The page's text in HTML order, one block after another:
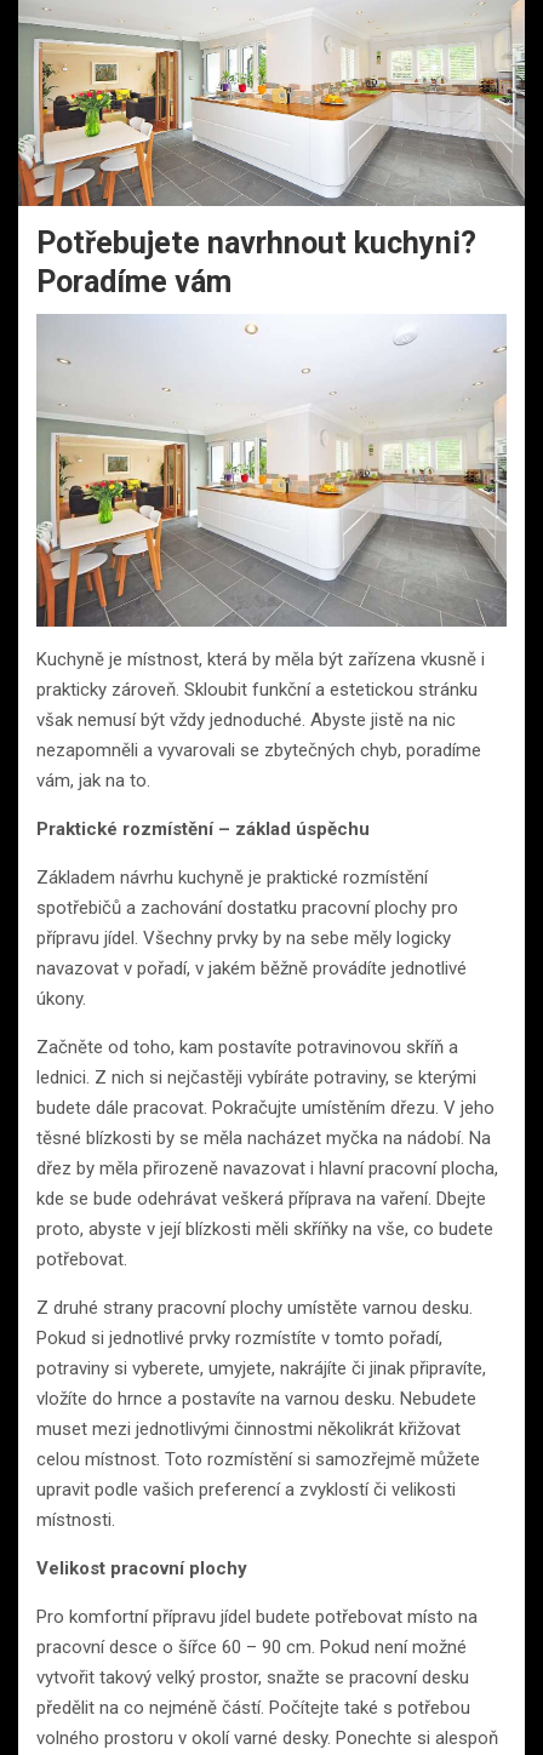
Potřebujete navrhnout kuchyni?
Poradíme vám
Kuchyně je místnost, která by měla být zařízena vkusně i
prakticky zároveň. Skloubit funkční a estetickou stránku
však nemusí být vždy jednoduché. Abyste jistě na nic
nezapomněli a vyvarovali se zbytečných chyb, poradíme
vám, jak na to.
Praktické rozmístění – základ úspěchu
Základem návrhu kuchyně je praktické rozmístění
spotřebičů a zachování dostatku pracovní plochy pro
přípravu jídel. Všechny prvky by na sebe měly logicky
navazovat v pořadí, v jakém běžně provádíte jednotlivé
úkony.
Začněte od toho, kam postavíte potravinovou skříň a
lednici. Z nich si nejčastěji vybíráte potraviny, se kterými
budete dále pracovat. Pokračujte umístěním dřezu. V jeho
těsné blízkosti by se měla nacházet myčka na nádobí. Na
dřez by měla přirozeně navazovat i hlavní pracovní plocha,
kde se bude odehrávat veškerá příprava na vaření. Dbejte
proto, abyste v její blízkosti měli skříňky na vše, co budete
potřebovat.
Z druhé strany pracovní plochy umístěte varnou desku.
Pokud si jednotlivé prvky rozmístíte v tomto pořadí,
potraviny si vyberete, umyjete, nakrájíte či jinak připravíte,
vložíte do hrnce a postavíte na varnou desku. Nebudete
muset mezi jednotlivými činnostmi několikrát křižovat
celou místnost. Toto rozmístění si samozřejmě můžete
upravit podle vašich preferencí a zvyklostí či velikosti
místnosti.
Velikost pracovní plochy
Pro komfortní přípravu jídel budete potřebovat místo na
pracovní desce o šířce 60 – 90 cm. Pokud není možné
vytvořit takový velký prostor, snažte se pracovní desku
předělit na co nejméně částí. Počítejte také s potřebou
volného prostoru v okolí varné desky. Ponechte si alespoň